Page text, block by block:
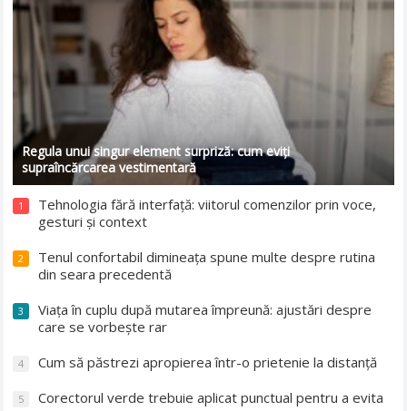
Regula unui singur element surpriză: cum eviți
supraîncărcarea vestimentară
1
Tehnologia fără interfață: viitorul comenzilor prin voce,
gesturi și context
2
Tenul confortabil dimineața spune multe despre rutina
din seara precedentă
3
Viața în cuplu după mutarea împreună: ajustări despre
care se vorbește rar
4 Cum să păstrezi apropierea într-o prietenie la distanță
5
Corectorul verde trebuie aplicat punctual pentru a evita